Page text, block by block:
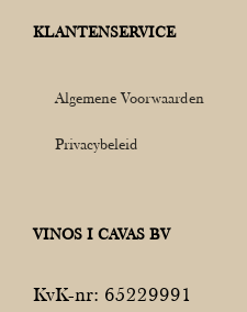
KLANTENSERVICE
Algemene Voorwaarden
Privacybeleid
VINOS I CAVAS BV
KvK-nr: 65229991